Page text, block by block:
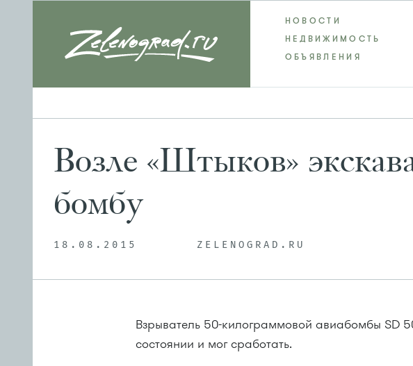
НОВОСТИ
НЕДВИЖИМОСТЬ
ОБЪЯВЛЕНИЯ
Возле «Штыков»
бомбу
18.08.2015 ZELENOGRAD.RU
Взрыватель 50-килограммовой авиабомбы SD
состоянии и мог сработать.